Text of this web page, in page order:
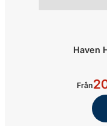
Haven
Från